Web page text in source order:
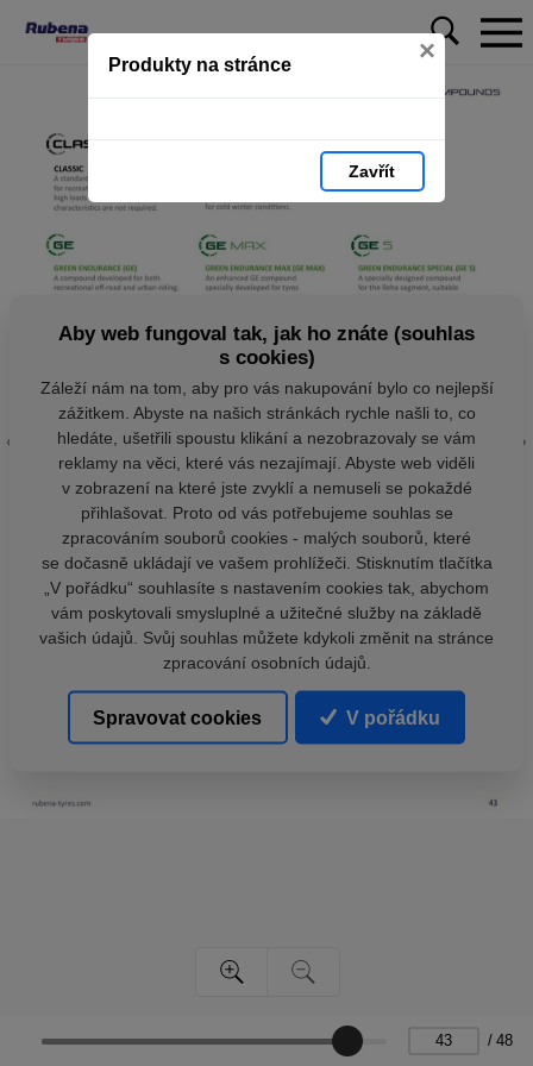
Produkty na stránce ×
Zavřít
/ 48
Aby web fungoval tak, jak ho znáte (souhlas
s cookies)
Záleží nám na tom, aby pro vás nakupování bylo co nejlepší
zážitkem. Abyste na našich stránkách rychle našli to, co
hledáte, ušetřili spoustu klikání a nezobrazovaly se vám
reklamy na věci, které vás nezajímají. Abyste web viděli
v zobrazení na které jste zvyklí a nemuseli se pokaždé
přihlašovat. Proto od vás potřebujeme souhlas se
zpracováním souborů cookies - malých souborů, které
se dočasně ukládají ve vašem prohlížeči. Stisknutím tlačítka
„V pořádku“ souhlasíte s nastavením cookies tak, abychom
vám poskytovali smysluplné a užitečné služby na základě
vašich údajů. Svůj souhlas můžete kdykoli změnit na stránce
zpracování osobních údajů.
Spravovat cookies V pořádku